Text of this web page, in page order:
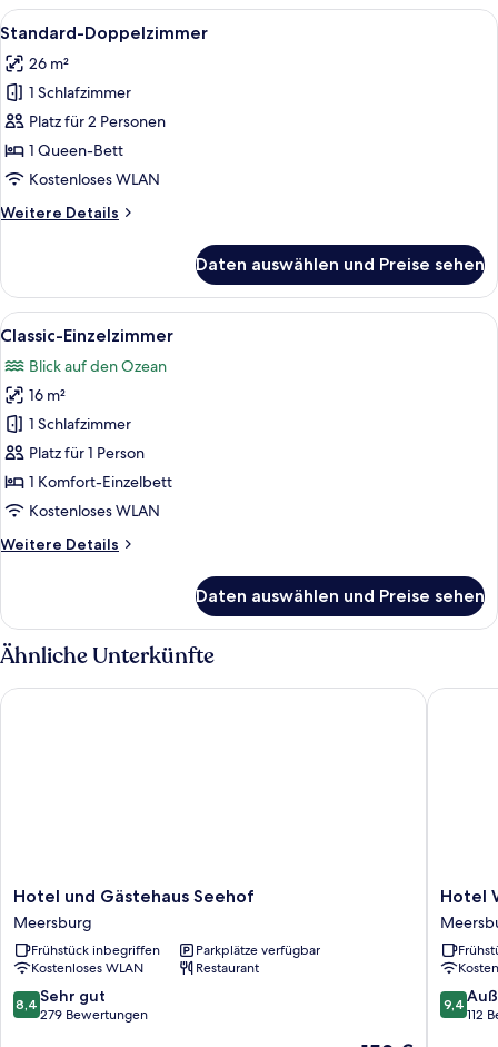
Alle
Fotos
für
Standard-
Doppelzimmer
anzeigen
Ein Hotelzimmer mit Bett,
3
Standard-Doppelzimmer
26 m²
1 Schlafzimmer
Platz für 2 Personen
1 Queen-Bett
Kostenloses WLAN
Weitere Details
Weitere
Doppelzimmer
Daten auswählen und Preise sehen
Alle
Fotos
für
Classic-
Einzelzimmer
anzeigen
Ein Zimmer mit einem Bett, einem
2
Classic-Einzelzimmer
Blick auf den Ozean
16 m²
1 Schlafzimmer
Platz für 1 Person
1 Komfort-Einzelbett
Kostenloses WLAN
Weitere Details
Weitere
Einzelzimmer
Daten auswählen und Preise sehen
Ähnliche Unterkünfte
Hotel
und
Gästehaus
Seehof
Meersburg
Hotel und Gästehaus Seehof
Meersburg
Frühstück inbegriffen
Parkplätze verfügbar
Kostenloses WLAN
Restaurant
8.4
von
8,4 Sehr gut
279 Bewertungen
Hotel und Gästehaus Seehof
Hotel
Wilder
Mann
Hotel
9.4
von
9,4
112
Hotel